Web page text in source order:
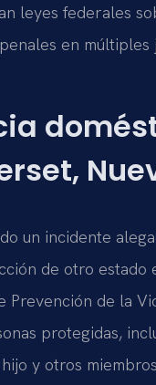
leyes federales
en múltiples
un incidente
de otro estado
de la
protegidas,
y otros